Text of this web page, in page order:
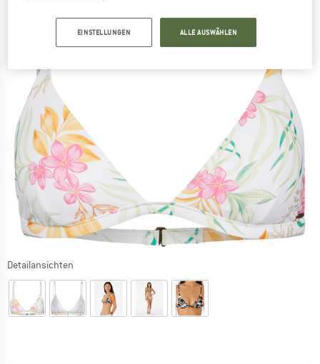
Detailansichten
EINSTELLUNGEN ALLE AUSWÄHLEN